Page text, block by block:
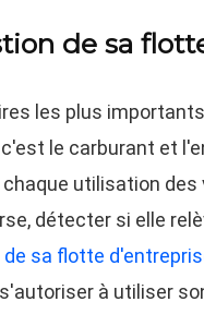
de sa
les plus
le carburant et
utilisation
détecter si elle
sa flotte
à utiliser